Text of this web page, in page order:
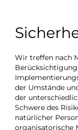
Wir treffen nach
Berücksichtigung
der Umstände
der
Schwere des
natürlicher
organisatorische